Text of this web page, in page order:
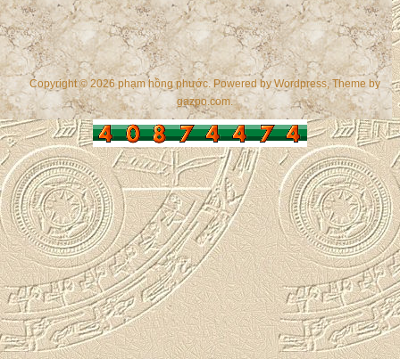
Copyright © 2026 phạm hồng phước. Powered byWordpress, Theme by
gazpo.com.